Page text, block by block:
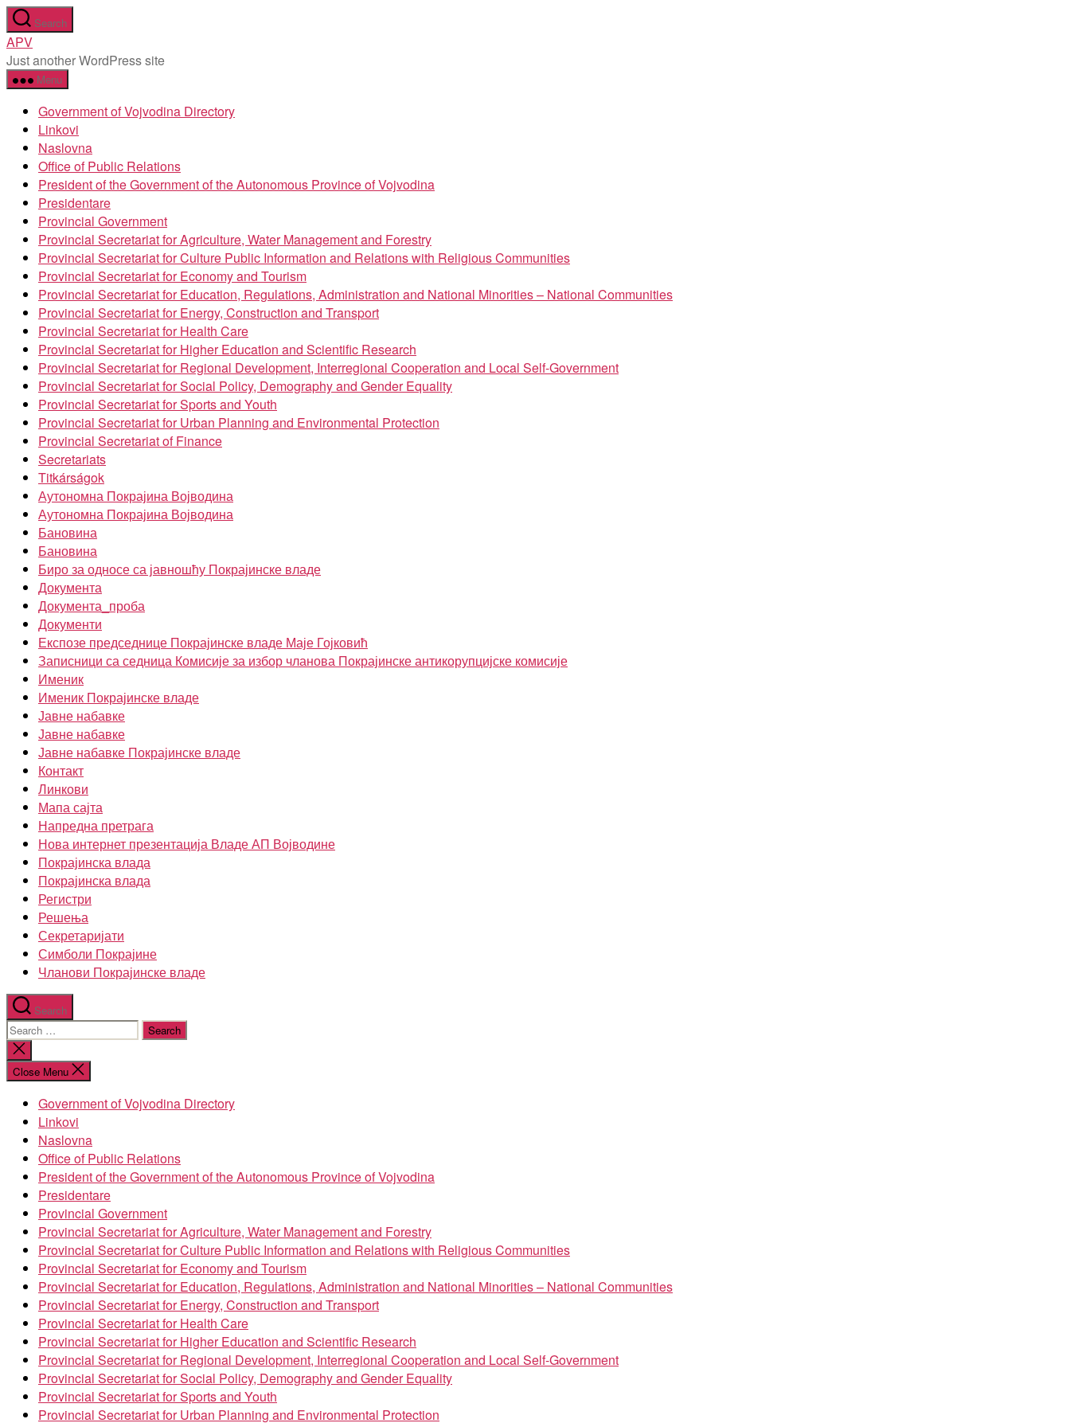
Skip
to
the
content
Search
APV
Just another WordPress site
Menu
Government of Vojvodina Directory
Linkovi
Naslovna
Office of Public Relations
President of the Government of the Autonomous Province of Vojvodina
Presidentare
Provincial Government
Provincial Secretariat for Agriculture, Water Management and Forestry
Provincial Secretariat for Culture Public Information and Relations with Religious Communities
Provincial Secretariat for Economy and Tourism
Provincial Secretariat for Education, Regulations, Administration and National Minorities – National Communities
Provincial Secretariat for Energy, Construction and Transport
Provincial Secretariat for Health Care
Provincial Secretariat for Higher Education and Scientific Research
Provincial Secretariat for Regional Development, Interregional Cooperation and Local Self-Government
Provincial Secretariat for Social Policy, Demography and Gender Equality
Provincial Secretariat for Sports and Youth
Provincial Secretariat for Urban Planning and Environmental Protection
Provincial Secretariat of Finance
Secretariats
Titkárságok
Аутономна Покрајина Војводина
Аутономна Покрајина Војводина
Бановина
Бановина
Биро за односе са јавношћу Покрајинске владе
Документа
Документа_проба
Документи
Експозе председнице Покрајинске владе Маје Гојковић
Записници са седница Комисије за избор чланова Покрајинске антикорупцијске комисије
Именик
Именик Покрајинске владе
Јавне набавке
Јавне набавке
Јавне набавке Покрајинске владе
Контакт
Линкови
Мапа сајта
Напредна претрага
Нова интернет презентација Владе АП Војводине
Покрајинска влада
Покрајинска влада
Регистри
Решења
Секретаријати
Симболи Покрајине
Чланови Покрајинске владе
Search
Search
for:
Close
search
Close Menu
Government of Vojvodina Directory
Linkovi
Naslovna
Office of Public Relations
President of the Government of the Autonomous Province of Vojvodina
Presidentare
Provincial Government
Provincial Secretariat for Agriculture, Water Management and Forestry
Provincial Secretariat for Culture Public Information and Relations with Religious Communities
Provincial Secretariat for Economy and Tourism
Provincial Secretariat for Education, Regulations, Administration and National Minorities – National Communities
Provincial Secretariat for Energy, Construction and Transport
Provincial Secretariat for Health Care
Provincial Secretariat for Higher Education and Scientific Research
Provincial Secretariat for Regional Development, Interregional Cooperation and Local Self-Government
Provincial Secretariat for Social Policy, Demography and Gender Equality
Provincial Secretariat for Sports and Youth
Provincial Secretariat for Urban Planning and Environmental Protection